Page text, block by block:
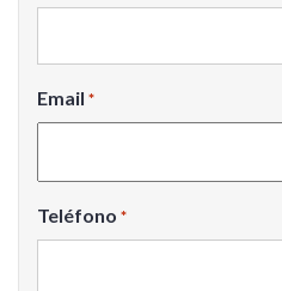
Email *
Teléfono *